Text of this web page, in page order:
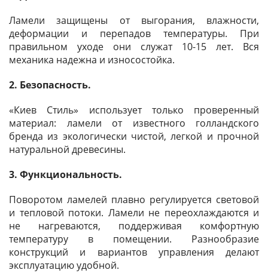
Ламели защищены от выгорания, влажности,
деформации и перепадов температуры. При
правильном уходе они служат 10-15 лет. Вся
механика надежна и износостойка.
2. Безопасность.
«Киев Стиль» использует только проверенный
материал: ламели от известного голландского
бренда из экологически чистой, легкой и прочной
натуральной древесины.
3. Функциональность.
Поворотом ламелей плавно регулируется световой
и тепловой потоки. Ламели не переохлаждаются и
не нагреваются, поддерживая комфортную
температуру в помещении. Разнообразие
конструкций и вариантов управления делают
эксплуатацию удобной.